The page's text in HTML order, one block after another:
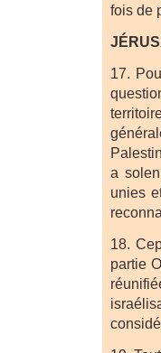
fois de
17.
a
unies
18.
partie